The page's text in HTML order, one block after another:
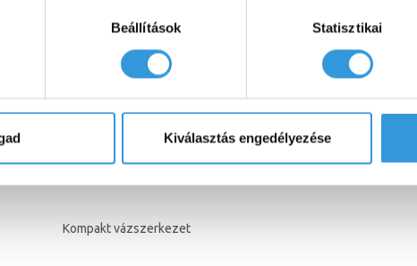
Beállítások Statisztikai
Kiválasztás engedélyezése
Kompakt vázszerkezet